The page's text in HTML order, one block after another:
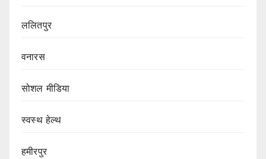
ललितपुर
वनारस
सोशल मीडिया
स्वस्थ हेल्थ
हमीरपुर